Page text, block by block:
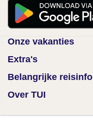
Onze vakanties
Extra's
Belangrijke reisinfo
Over TUI